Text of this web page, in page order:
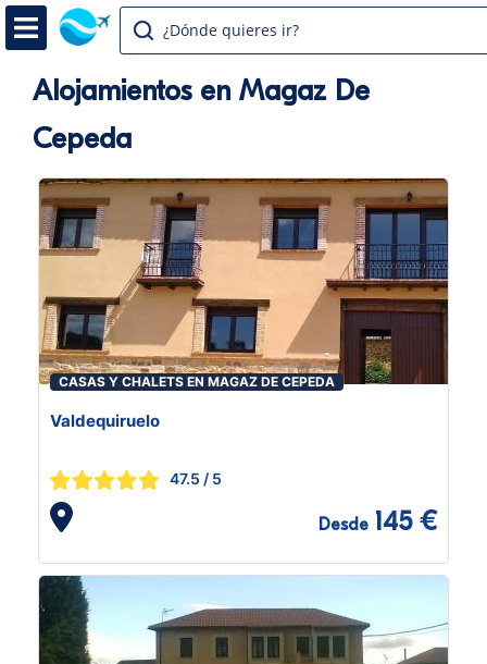
¿Dónde quieres ir?
Alojamientos en Magaz De
Cepeda
CASAS Y CHALETS EN MAGAZ DE CEPEDA
Valdequiruelo
47.5 / 5
Desde 145 €